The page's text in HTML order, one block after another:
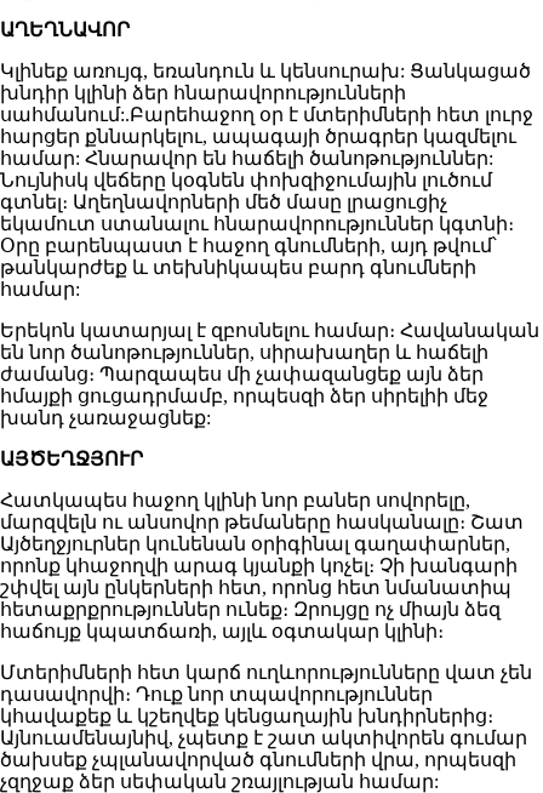
ԱՂԵՂՆԱՎՈՐ
Կլինեք առույգ, եռանդուն և կենսուրախ: Ցանկացած
խնդիր կլինի ձեր հնարավորությունների
սահմանում:.Բարեհաջող օր է մտերիմների հետ լուրջ
հարցեր քննարկելու, ապագայի ծրագրեր կազմելու
համար: Հնարավոր են հաճելի ծանոթություններ:
Նույնիսկ վեճերը կօգնեն փոխզիջումային լուծում
գտնել։ Աղեղնավորների մեծ մասը լրացուցիչ
եկամուտ ստանալու հնարավորություններ կգտնի։
Օրը բարենպաստ է հաջող գնումների, այդ թվում՝
թանկարժեք և տեխնիկապես բարդ գնումների
համար:
Երեկոն կատարյալ է զբոսնելու համար։ Հավանական
են նոր ծանոթություններ, սիրախաղեր և հաճելի
ժամանց։ Պարզապես մի չափազանցեք այն ձեր
հմայքի ցուցադրմամբ, որպեսզի ձեր սիրելիի մեջ
խանդ չառաջացնեք:
ԱՅԾԵՂՋՅՈՒՐ
Հատկապես հաջող կլինի նոր բաներ սովորելը,
մարզվելն ու անսովոր թեմաները հասկանալը։ Շատ
Այծեղջյուրներ կունենան օրիգինալ գաղափարներ,
որոնք կհաջողվի արագ կյանքի կոչել։ Չի խանգարի
շփվել այն ընկերների հետ, որոնց հետ նմանատիպ
հետաքրքրություններ ունեք։ Զրույցը ոչ միայն ձեզ
հաճույք կպատճառի, այլև օգտակար կլինի։
Մտերիմների հետ կարճ ուղևորությունները վատ չեն
դասավորվի։ Դուք նոր տպավորություններ
կհավաքեք և կշեղվեք կենցաղային խնդիրներից։
Այնուամենայնիվ, չպետք է շատ ակտիվորեն գումար
ծախսեք չպլանավորված գնումների վրա, որպեսզի
չզղջաք ձեր սեփական շռայլության համար: